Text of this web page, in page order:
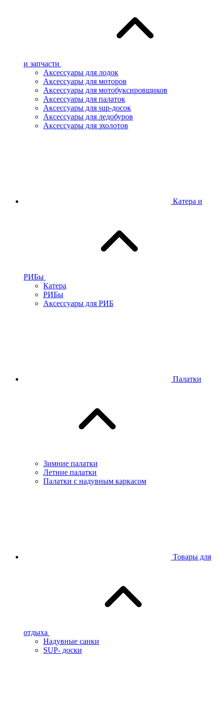
и запчасти
Аксессуары для лодок
Аксессуары для моторов
Аксессуары для мотобуксировщиков
Аксессуары для палаток
Аксессуары для sup-досок
Аксессуары для ледобуров
Аксессуары для эхолотов
Катера и
РИБы
Катера
РИБы
Аксессуары для РИБ
Палатки
Зимние палатки
Летние палатки
Палатки с надувным каркасом
Товары для
отдыха
Надувные санки
SUP- доски